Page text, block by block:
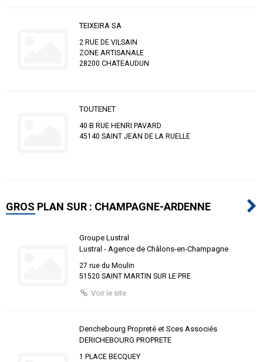
TEIXEIRA SA
2 RUE DE VILSAIN
ZONE ARTISANALE
28200 CHATEAUDUN
TOUTENET
40 B RUE HENRI PAVARD
45140 SAINT JEAN DE LA RUELLE
GROS PLAN SUR : CHAMPAGNE-ARDENNE
Groupe Lustral
Lustral - Agence de Châlons-en-Champagne
27 rue du Moulin
51520 SAINT MARTIN SUR LE PRE
Voir le site
Derichebourg Propreté et Sces Associés
DERICHEBOURG PROPRETE
1 PLACE BECQUEY